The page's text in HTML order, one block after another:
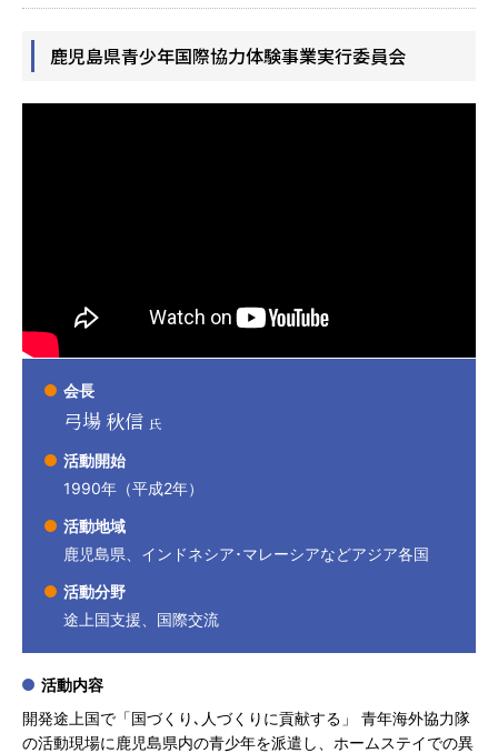
鹿児島県青少年国際協力体験事業実行委員会
会長
弓場 秋信 氏
活動開始
1990年（平成2年）
活動地域
鹿児島県、インドネシア･マレーシアなどアジア各国
活動分野
途上国支援、国際交流
活動内容
開発途上国で「国づくり､人づくりに貢献する」 青年海外協力隊
の活動現場に鹿児島県内の青少年を派遣し、ホームステイでの異